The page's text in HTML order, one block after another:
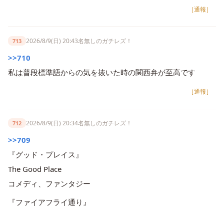
［通報］
713 2026/8/9(日) 20:43名無しのガチレズ！
>>710
私は普段標準語からの気を抜いた時の関西弁が至高です
［通報］
712 2026/8/9(日) 20:34名無しのガチレズ！
>>709
『グッド・プレイス』
The Good Place
コメディ、ファンタジー
『ファイアフライ通り』